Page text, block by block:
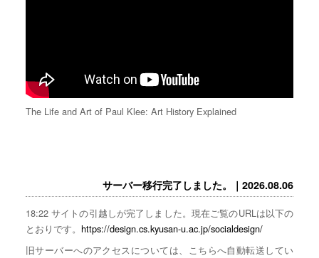
The Life and Art of Paul Klee: Art History Explained
サーバー移行完了しました。｜2026.08.06
18:22 サイトの引越しが完了しました。現在ご覧のURLは以下の
とおりです。 https://design.cs.kyusan-u.ac.jp/socialdesign/
旧サーバーへのアクセスについては、こちらへ自動転送してい